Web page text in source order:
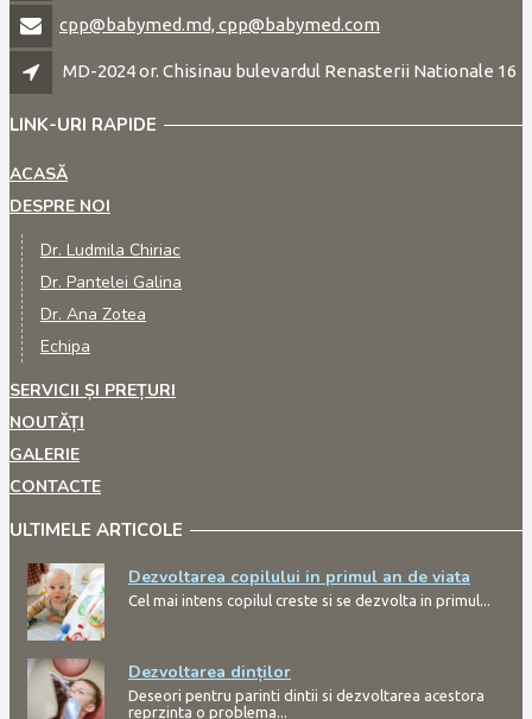
cpp@babymed.md, cpp@babymed.com
MD-2024 or. Chisinau bulevardul Renasterii Nationale 16
LINK-URI RAPIDE
ACASĂ
DESPRE NOI
Dr. Ludmila Chiriac
Dr. Pantelei Galina
Dr. Ana Zotea
Echipa
SERVICII ȘI PREȚURI
NOUTĂȚI
GALERIE
CONTACTE
ULTIMELE ARTICOLE
Dezvoltarea copilului in primul an de viata
Cel mai intens copilul creste si se dezvolta in primul...
Dezvoltarea dinților
Deseori pentru parinti dintii si dezvoltarea acestora
reprzinta o problema...